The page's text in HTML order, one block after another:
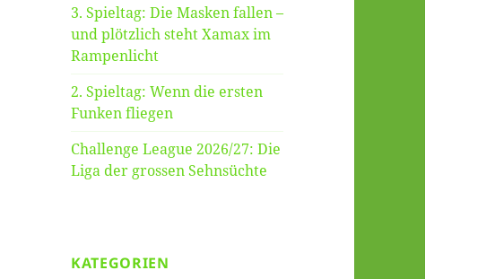
3. Spieltag: Die Masken fallen –
und plötzlich steht Xamax im
Rampenlicht
2. Spieltag: Wenn die ersten
Funken fliegen
Challenge League 2026/27: Die
Liga der grossen Sehnsüchte
KATEGORIEN